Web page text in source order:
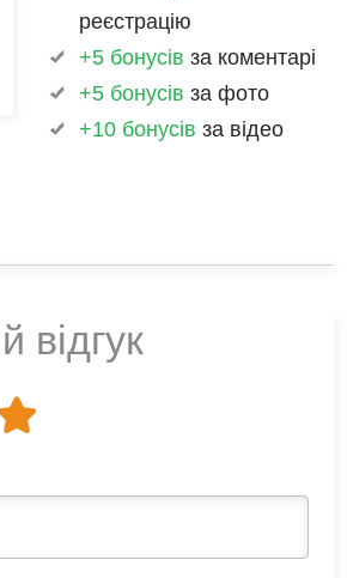
реєстрацію
+5 бонусів за коментарі
+5 бонусів за фото
+10 бонусів за відео
відгук